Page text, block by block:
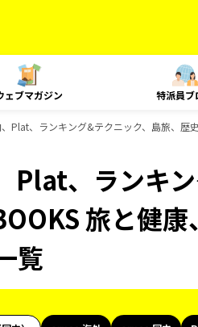
ェブマガジン 特派員ブ
Plat、ランキング&テクニック、島旅、歴
Plat、ランキ
旅と健康
覧